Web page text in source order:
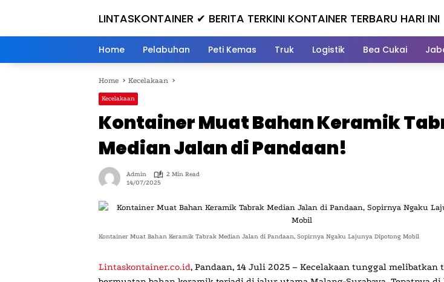
LINTASKONTAINER ✔ BERITA TERKINI KONTAINER TERBARU HARI INI
Home Pelabuhan Peti Kemas Truk Logistik Bea Cukai
Home Kecelakaan
Kecelakaan
Kontainer Muat Bahan Keramik
Median Jalan di Pandaan!
Admin
2 Min Read
14/07/2025
Kontainer Muat Bahan Keramik Tabrak Median Jalan di Pandaan, Sopirnya Ngaku Lajunya Dipotong Mobil
Lintaskontainer.co.id, Pandaan, 14 Juli 2025 – Kecelakaan tunggal